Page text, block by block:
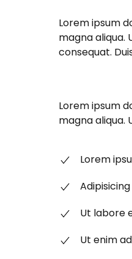
Lorem ipsum
magna aliqua.
consequat.
Lorem ipsum
magna aliqua.
Lorem
Ut labore
Ut enim